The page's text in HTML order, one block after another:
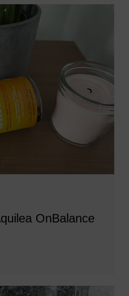
OnBalance